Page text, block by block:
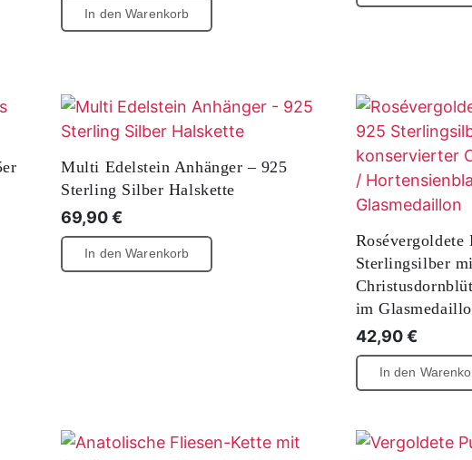
In den Warenkorb
Multi Edelstein Anhänger – 925
Sterling Silber Halskette
69,90€
In den Warenkorb
Rosévergoldete
Sterlingsilber
im
42,90€
In den